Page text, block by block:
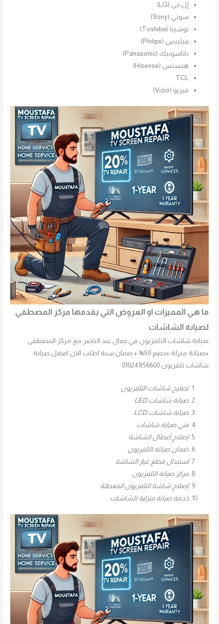
إل جي (LG)
سوني (Sony)
توشيبا (Toshiba)
فيليبس (Philips)
باناسونيك (Panasonic)
هيسنس (Hisense)
TCL
فيزيو (Vizio)
ما هي المميزات او العروض التي يقدمها مركز المصطفي
لصيانة الشاشات
صيانة شاشات التلفزيون في جمال عبد الناصر مع مركز المصطفى
+صيانة منزلة +خصم 50% + ضمان سنة اطلب الان افضل صيانة
شاشات تلفزيون 01024856600
تصليح شاشات التلفزيون
صيانة شاشات LED
صيانة شاشات LCD
فني صيانة شاشات
إصلاح أعطال الشاشة
ضمان صيانة التلفزيون
استبدال قطع غيار الشاشة
مركز صيانة التلفزيون
إصلاح شاشة التلفزيون المعطلة
خدمة صيانة منزلية للشاشات